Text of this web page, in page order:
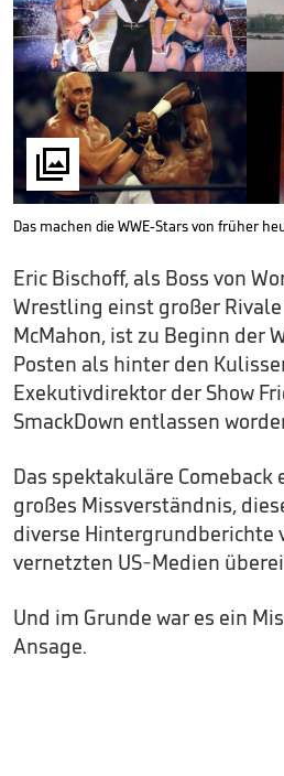

Das machen die WWE-Stars von früher
Eric Bischoff, als Boss von
Wrestling einst großer Rivale
McMahon, ist zu Beginn der
Posten als hinter den
Exekutivdirektor der Show
SmackDown entlassen
Das spektakuläre
großes Missverständnis,
diverse Hintergrundberichte
vernetzten US-Medien
Und im Grunde war es ein
Ansage.